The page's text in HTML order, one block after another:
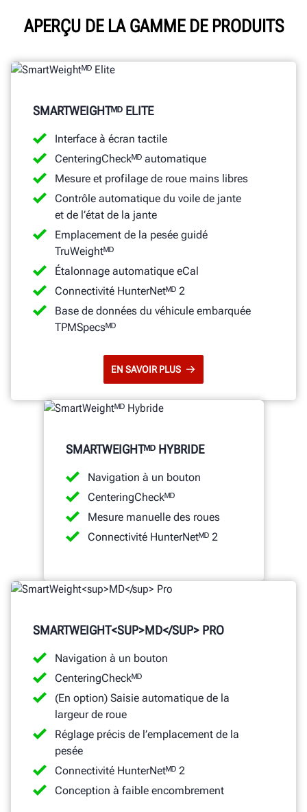
APERÇU DE LA GAMME DE PRODUITS
SMARTWEIGHTᴹᴰ ELITE
Interface à écran tactile
CenteringCheckᴹᴰ automatique
Mesure et profilage de roue mains libres
Contrôle automatique du voile de jante
et de l’état de la jante
Emplacement de la pesée guidé
TruWeightᴹᴰ
Étalonnage automatique eCal
Connectivité HunterNetᴹᴰ 2
Base de données du véhicule embarquée
TPMSpecsᴹᴰ
EN SAVOIR PLUS
SMARTWEIGHTᴹᴰ HYBRIDE
Navigation à un bouton
CenteringCheckᴹᴰ
Mesure manuelle des roues
Connectivité HunterNetᴹᴰ 2
SMARTWEIGHT<SUP>MD</SUP> PRO
Navigation à un bouton
CenteringCheckᴹᴰ
(En option) Saisie automatique de la
largeur de roue
Réglage précis de l’emplacement de la
pesée
Connectivité HunterNetᴹᴰ 2
Conception à faible encombrement